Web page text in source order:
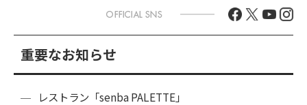
重要なお知らせ
レストラン「senba PALETTE」